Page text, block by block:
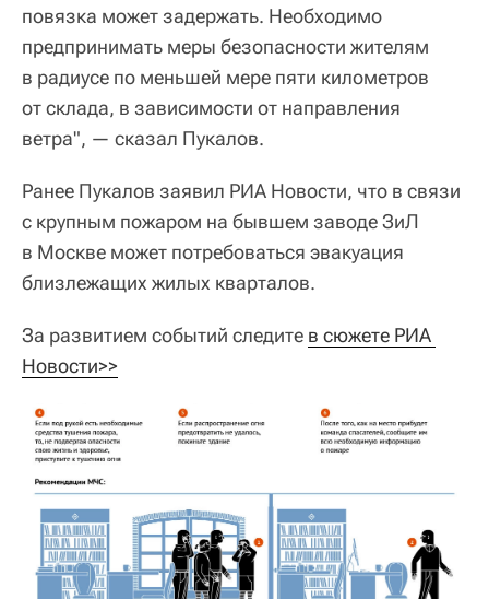
повязка может задержать. Необходимо
предпринимать меры безопасности жителям
в радиусе по меньшей мере пяти километров
от склада, в зависимости от направления
ветра", — сказал Пукалов.
Ранее Пукалов заявил РИА Новости, что в связи
с крупным пожаром на бывшем заводе ЗиЛ
в Москве может потребоваться эвакуация
близлежащих жилых кварталов.
За развитием событий следите в сюжете РИА
Новости>>